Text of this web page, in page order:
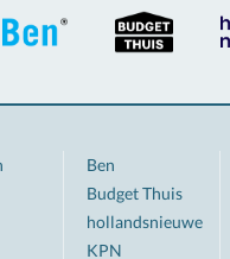
Ben
Budget Thuis
hollandsnieuwe
KPN